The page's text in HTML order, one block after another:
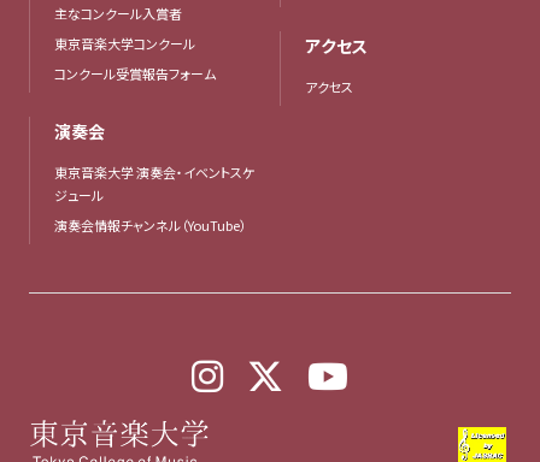
主なコンクール入賞者
東京音楽大学コンクール
コンクール受賞報告フォーム
演奏会
東京音楽大学 演奏会・イベントスケ
ジュール
演奏会情報チャンネル（YouTube）
アクセス
アクセス